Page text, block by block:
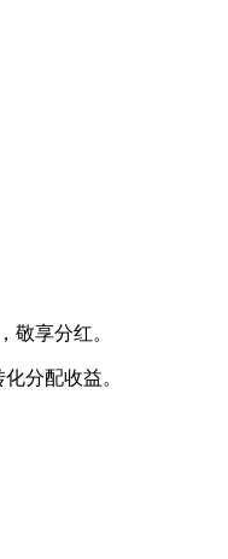
敬享分红。
分配收益。